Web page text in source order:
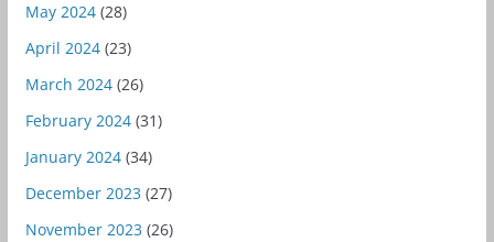
May 2024(28)
April 2024(23)
March 2024(26)
February 2024(31)
January 2024(34)
December 2023 (27)
November 2023 (26)